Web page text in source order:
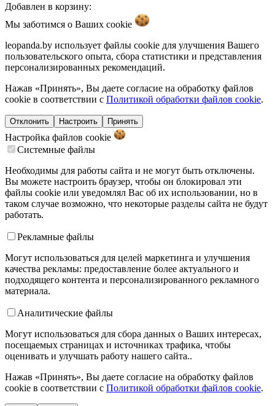
Добавлен в корзину:
Мы заботимся о Ваших cookie
leopanda.by использует файлы cookie для улучшения Вашего
пользовательского опыта, сбора статистики и представления
персонализированных рекомендаций.
Нажав «Принять», Вы даете согласие на обработку файлов
cookie в соответствии с Политикой обработки файлов cookie.
Отклонить Настроить Принять
Настройка файлов cookie
Системные файлы
Необходимы для работы сайта и не могут быть отключены.
Вы можете настроить браузер, чтобы он блокировал эти
файлы cookie или уведомлял Вас об их использовании, но в
таком случае возможно, что некоторые разделы сайта не будут
работать.
Рекламные файлы
Могут использоваться для целей маркетинга и улучшения
качества рекламы: предоставление более актуального и
подходящего контента и персонализированного рекламного
материала.
Аналитические файлы
Могут использоваться для сбора данных о Ваших интересах,
посещаемых страницах и источниках трафика, чтобы
оценивать и улучшать работу нашего сайта..
Нажав «Принять», Вы даете согласие на обработку файлов
cookie в соответствии с Политикой обработки файлов cookie.